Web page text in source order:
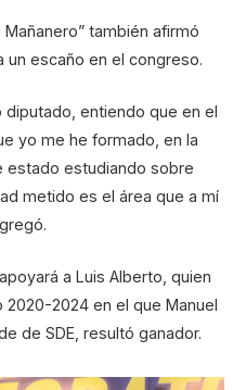
también afirmó
un escaño en el congreso.
entiendo que en el
yo me he formado, en la
estado estudiando sobre
metido es el área que a mí
a Luis Alberto, quien
2024 en el que Manuel
de SDE, resultó ganador.